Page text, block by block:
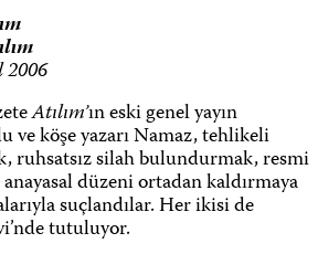
Atılım’ın eski genel yayın
ve köşe yazarı Namaz, tehlikeli
ruhsatsız silah bulundurmak, resmi
düzeni ortadan kaldırmaya
suçlandılar. Her ikisi de
tutuluyor.